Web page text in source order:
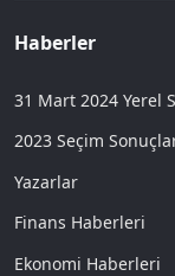
Haberler
31 Mart 2024 Yerel
2023 Seçim
Yazarlar
Finans Haberleri
Ekonomi Haberleri